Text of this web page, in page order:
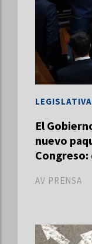
El
nuevo
AV PRENSA
LEGISLATIVA